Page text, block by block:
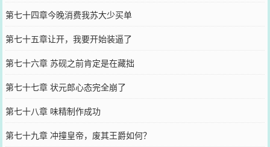
第七十四章今晚消费我苏大少买单
第七十五章让开，我要开始装逼了
第七十六章 苏砚之前肯定是在藏拙
第七十七章 状元郎心态完全崩了
第七十八章 味精制作成功
第七十九章 冲撞皇帝，废其王爵如何？